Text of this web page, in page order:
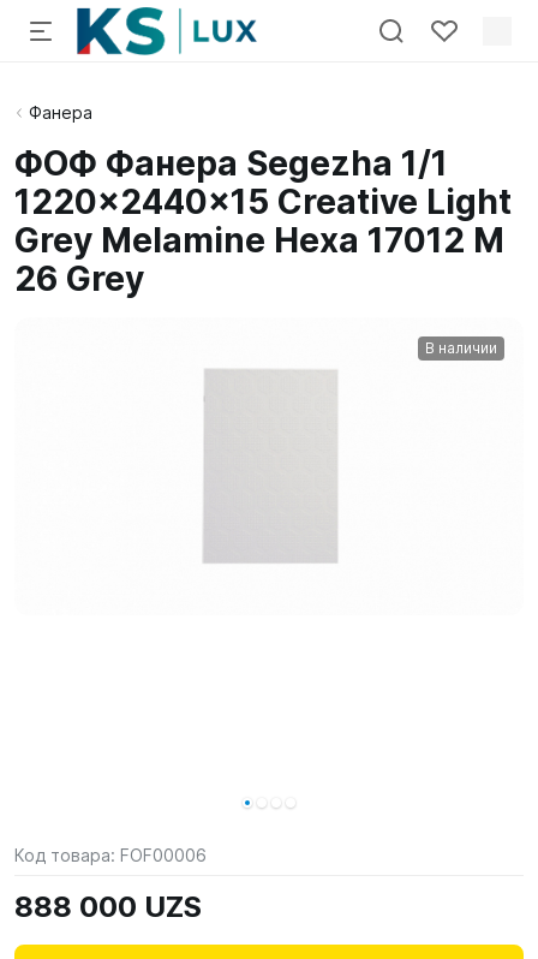
Фанера
ФОФ Фанера Segezha 1/1
1220x2440x15 Creative Light
Grey Melamine Hexa 17012 M
26 Grey
В наличии
Код товара: FOF00006
888 000 UZS